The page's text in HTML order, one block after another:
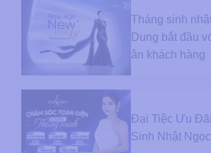
Tháng sinh
Dung bắt đầu
ân khách hàng
Đại Tiệc Ưu
Sinh Nhật